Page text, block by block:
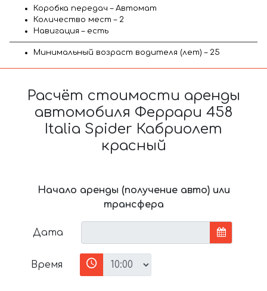
Коробка передач – Автомат
Количество мест – 2
Навигация – есть
Минимальный возраст водителя (лет) – 25
Расчёт стоимости аренды
автомобиля Феррари 458
Italia Spider Кабриолет
красный
Начало аренды (получение авто) или
трансфера
Дата
Время